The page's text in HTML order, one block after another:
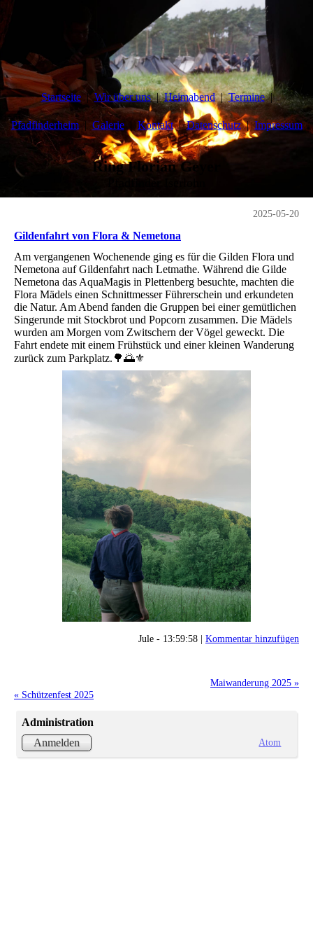
Startseite Wir über uns Heimabend Termine
Pfadfinderheim Galerie Kontakt Datenschutz Impressum
Ring Florian Geyer
Pfadfinder Iserlohn
2025-05-20
Gildenfahrt von Flora & Nemetona
Am vergangenen Wochenende ging es für die Gilden Flora und
Nemetona auf Gildenfahrt nach Letmathe. Während die Gilde
Nemetona das AquaMagis in Plettenberg besuchte, machten die
Flora Mädels einen Schnittmesser Führerschein und erkundeten
die Natur. Am Abend fanden die Gruppen bei einer gemütlichen
Singerunde mit Stockbrot und Popcorn zusammen. Die Mädels
wurden am Morgen vom Zwitschern der Vögel geweckt. Die
Fahrt endete mit einem Frühstück und einer kleinen Wanderung
zurück zum Parkplatz.🌳🌅⚜️
Jule - 13:59:58 | Kommentar hinzufügen
Maiwanderung 2025 »
« Schützenfest 2025
Administration
Anmelden
Atom